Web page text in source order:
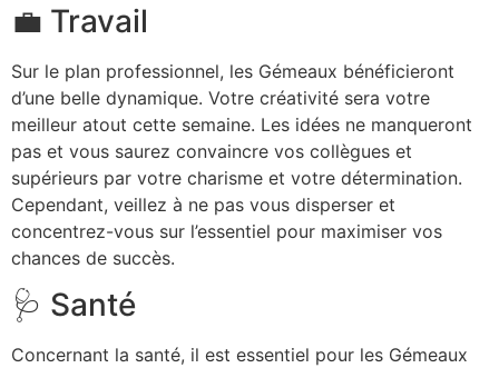
💼 Travail
Sur le plan professionnel, les Gémeaux bénéficieront
d’une belle dynamique. Votre créativité sera votre
meilleur atout cette semaine. Les idées ne manqueront
pas et vous saurez convaincre vos collègues et
supérieurs par votre charisme et votre détermination.
Cependant, veillez à ne pas vous disperser et
concentrez-vous sur l’essentiel pour maximiser vos
chances de succès.
🩺 Santé
Concernant la santé, il est essentiel pour les Gémeaux